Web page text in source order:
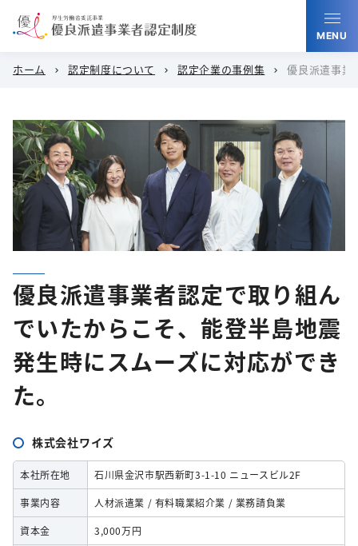
MENU
ホーム chevron_right 認定制度について chevron_right 認定企業の事例集 chevron_right 優良派遣事業
優良派遣事業者認定で取り組ん
でいたからこそ、能登半島地震
発生時にスムーズに対応ができ
た。
株式会社ワイズ
本社所在地 石川県金沢市駅西新町3-1-10 ニュースビル2F
事業内容 人材派遣業 / 有料職業紹介業 / 業務請負業
資本金 3,000万円